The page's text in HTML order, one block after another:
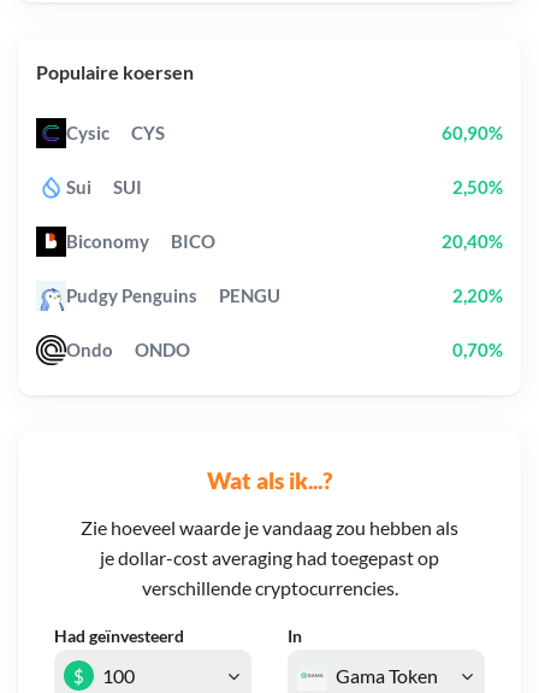
Wat als ik...?
Zie hoeveel waarde je vandaag zou hebben als
je dollar-cost averaging had toegepast op
verschillende cryptocurrencies.
Had geïnvesteerd In
$
Populaire koersen
Cysic CYS 60,90%
Sui SUI 2,50%
Biconomy BICO 20,40%
Pudgy Penguins PENGU 2,20%
Ondo ONDO 0,70%